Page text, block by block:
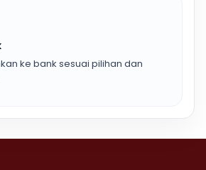
ke bank sesuai pilihan dan